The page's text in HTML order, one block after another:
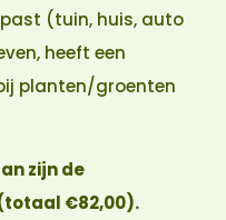
(tuin, huis, auto
heeft een
planten/groenten
zijn de
€82,00).